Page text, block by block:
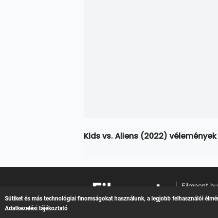
Kids vs. Aliens (2022) vélemények
Filmpont.hu
Online
Sütiket és más technológiai finomságokat használunk, a legjobb felhasználói
Adatkezelési tájékoztató